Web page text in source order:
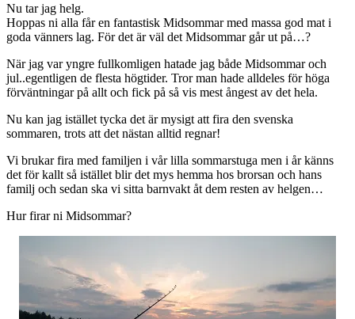
Nu tar jag helg.
Hoppas ni alla får en fantastisk Midsommar med massa god mat i
goda vänners lag. För det är väl det Midsommar går ut på…?
När jag var yngre fullkomligen hatade jag både Midsommar och
jul..egentligen de flesta högtider. Tror man hade alldeles för höga
förväntningar på allt och fick på så vis mest ångest av det hela.
Nu kan jag istället tycka det är mysigt att fira den svenska
sommaren, trots att det nästan alltid regnar!
Vi brukar fira med familjen i vår lilla sommarstuga men i år känns
det för kallt så istället blir det mys hemma hos brorsan och hans
familj och sedan ska vi sitta barnvakt åt dem resten av helgen…
Hur firar ni Midsommar?